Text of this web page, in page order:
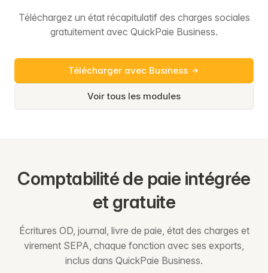
Téléchargez un état récapitulatif des charges sociales
gratuitement avec QuickPaie Business.
Télécharger avec Business
Voir tous les modules
Comptabilité de paie intégrée
et gratuite
Écritures OD, journal, livre de paie, état des charges et
virement SEPA, chaque fonction avec ses exports,
inclus dans QuickPaie Business.